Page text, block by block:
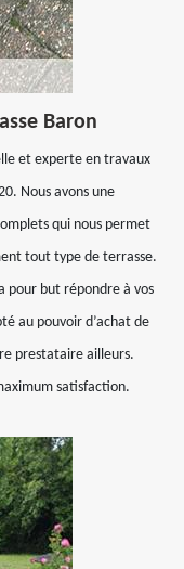
Baron
et experte en travaux
Nous avons une
qui nous permet
tout type de terrasse.
pour but répondre à vos
au pouvoir d’achat de
prestataire ailleurs.
satisfaction.